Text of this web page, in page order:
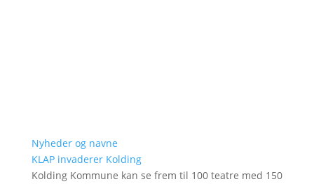
Nyheder og navne
KLAP invaderer Kolding
Kolding Kommune kan se frem til 100 teatre med 150